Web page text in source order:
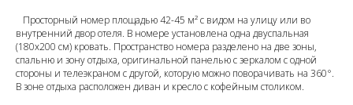
⠀Просторный номер площадью 42-45 м² с видом на улицу или во
внутренний двор отеля. В номере установлена одна двуспальная
(180х200 см) кровать. Пространство номера разделено на две зоны,
спальню и зону отдыха, оригинальной панелью с зеркалом с одной
стороны и телеэкраном с другой, которую можно поворачивать на 360°.
В зоне отдыха расположен диван и кресло с кофейным столиком.